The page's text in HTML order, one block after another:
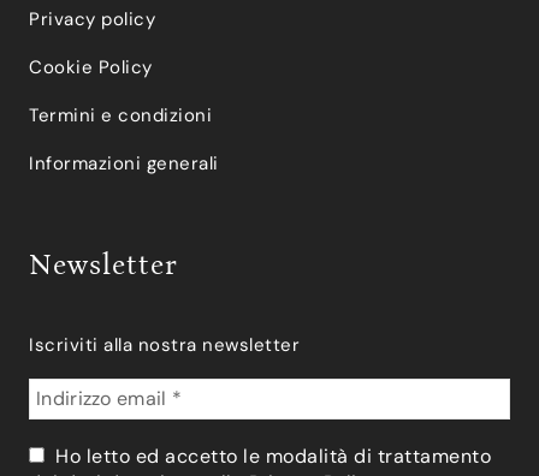
Privacy policy
Cookie Policy
Termini e condizioni
Informazioni generali
Newsletter
Iscriviti alla nostra newsletter
Ho letto ed accetto le modalità di trattamento